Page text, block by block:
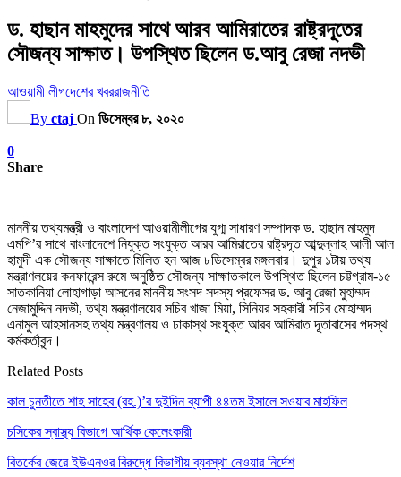
ড. হাছান মাহমুদের সাথে আরব আমিরাতের রাষ্ট্রদূতের
সৌজন্য সাক্ষাত। উপস্থিত ছিলেন ড.আবু রেজা নদভী
আওয়ামী লীগদেশের খবররাজনীতি
By ctaj On ডিসেম্বর ৮, ২০২০
0
Share
মাননীয় তথ্যমন্ত্রী ও বাংলাদেশ আওয়ামীলীগের যুগ্ম সাধারণ সম্পাদক ড. হাছান মাহমুদ
এমপি’র সাথে বাংলাদেশে নিযুক্ত সংযুক্ত আরব আমিরাতের রাষ্ট্রদূত আব্দুল্লাহ আলী আল
হামুদী এক সৌজন্য সাক্ষাতে মিলিত হন আজ ৮ডিসেম্বর মঙ্গলবার। দুপুর ১টায় তথ্য
মন্ত্রাণলয়ের কনফারেন্স রুমে অনুষ্ঠিত সৌজন্য সাক্ষাতকালে উপস্থিত ছিলেন চট্টগ্রাম-১৫
সাতকানিয়া লোহাগাড়া আসনের মাননীয় সংসদ সদস্য প্রফেসর ড. আবু রেজা মুহাম্মদ
নেজামুদ্দিন নদভী, তথ্য মন্ত্রণালয়ের সচিব খাজা মিয়া, সিনিয়র সহকারী সচিব মোহাম্মদ
এনামুল আহসানসহ তথ্য মন্ত্রণালয় ও ঢাকাস্থ সংযুক্ত আরব আমিরাত দূতাবাসের পদস্থ
কর্মকর্তাবৃন্দ।
Related Posts
কাল চুনতীতে শাহ সাহেব (রহ.)’র দুইদিন ব্যাপী ৪৪তম ইসালে সওয়াব মাহফিল
চসিকের স্বাস্থ্য বিভাগে আর্থিক কেলেংকারী
বিতর্কের জেরে ইউএনওর বিরুদ্ধে বিভাগীয় ব্যবস্থা নেওয়ার নির্দেশ